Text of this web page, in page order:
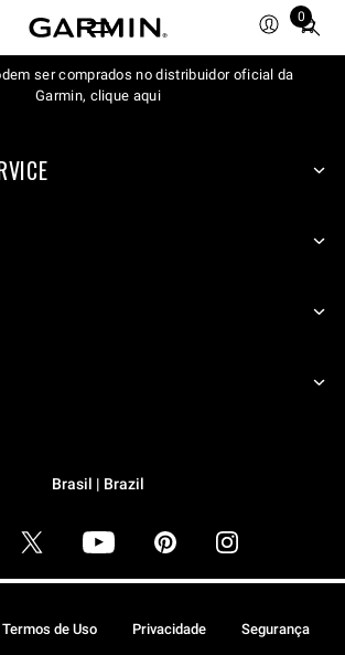
0
Total
items
in
ser comprados no distribuidor oficial da
Garmin, clique aqui
Brasil | Brazil
Termos de Uso Privacidade Segurança